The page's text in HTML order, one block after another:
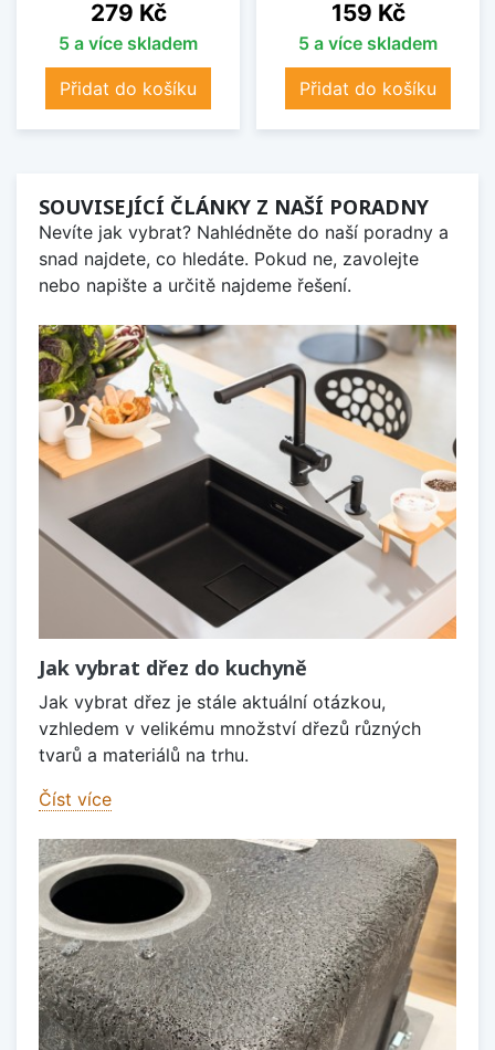
Cena
279 Kč
5 a více skladem
Přidat do košíku
Cena
159 Kč
5 a více skladem
Přidat do košíku
SOUVISEJÍCÍ ČLÁNKY Z NAŠÍ PORADNY
Nevíte jak vybrat? Nahlédněte do naší poradny a
snad najdete, co hledáte. Pokud ne, zavolejte
nebo napište a určitě najdeme řešení.
Jak vybrat dřez do kuchyně
Jak vybrat dřez je stále aktuální otázkou,
vzhledem v velikému množství dřezů různých
tvarů a materiálů na trhu.
Číst více